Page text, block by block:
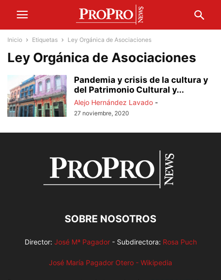
Inicio Etiquetas Ley Orgánica de Asociaciones
Ley Orgánica de Asociaciones
Pandemia y crisis de la cultura y
del Patrimonio Cultural y...
Alejo Hernández Lavado -
27 noviembre, 2020
SOBRE NOSOTROS
Director: José Mª Pagador- Subdirectora: Rosa Puch
José María Pagador Otero - Wikipedia